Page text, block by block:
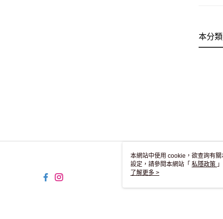
本分
本網站中使用 cookie，欲查詢有
設定，請參閱本網站「 私隱政策
用 cookie。
了解更多 >